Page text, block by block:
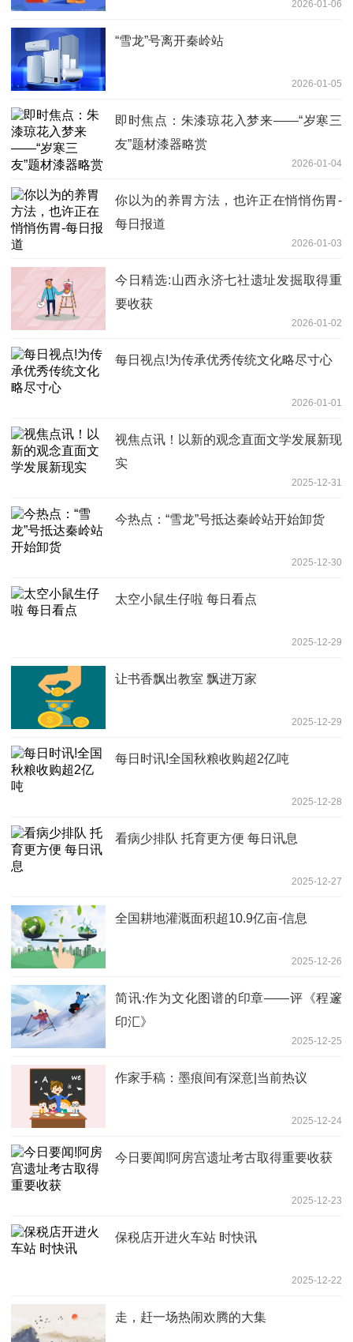
2026-01-06
“雪龙”号离开秦岭站
2026-01-05
即时焦点：朱漆琼花入梦来——“岁寒三
友”题材漆器略赏
2026-01-04
你以为的养胃方法，也许正在悄悄伤胃-
每日报道
2026-01-03
今日精选:山西永济七社遗址发掘取得重
要收获
2026-01-02
每日视点!为传承优秀传统文化略尽寸心
2026-01-01
视焦点讯！以新的观念直面文学发展新现
实
2025-12-31
今热点：“雪龙”号抵达秦岭站开始卸货
2025-12-30
太空小鼠生仔啦 每日看点
2025-12-29
让书香飘出教室 飘进万家
2025-12-29
每日时讯!全国秋粮收购超2亿吨
2025-12-28
看病少排队 托育更方便 每日讯息
2025-12-27
全国耕地灌溉面积超10.9亿亩-信息
2025-12-26
简讯:作为文化图谱的印章——评《程邃
印汇》
2025-12-25
作家手稿：墨痕间有深意|当前热议
2025-12-24
今日要闻!阿房宫遗址考古取得重要收获
2025-12-23
保税店开进火车站 时快讯
2025-12-22
走，赶一场热闹欢腾的大集